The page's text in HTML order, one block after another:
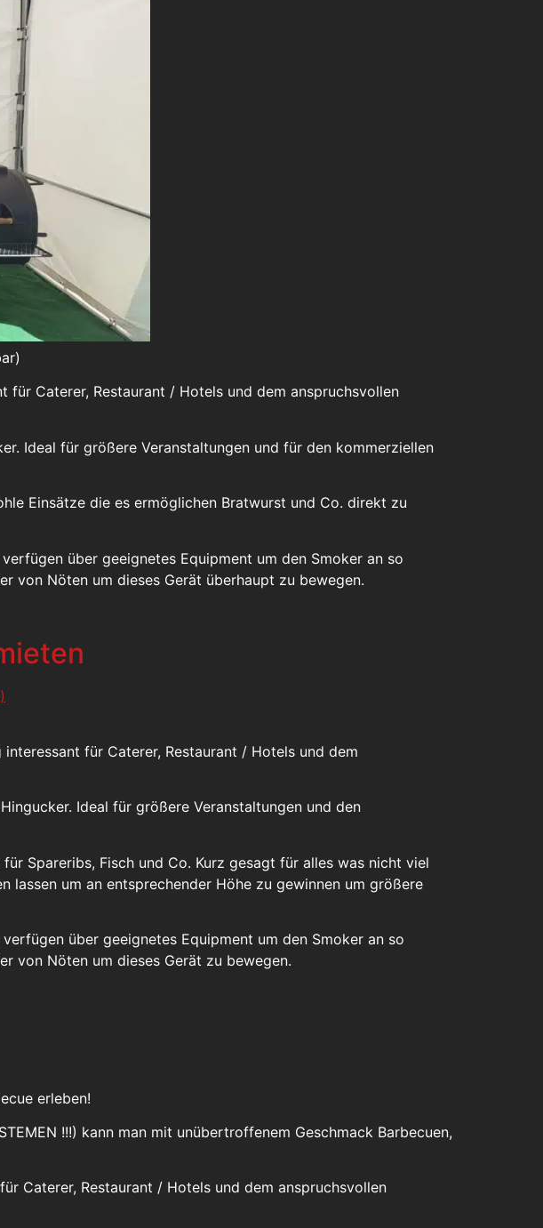
für Caterer, Restaurant / Hotels und dem anspruchsvollen
Ideal für größere Veranstaltungen und für den kommerziellen
Einsätze die es ermöglichen Bratwurst und Co. direkt zu
über geeignetes Equipment um den Smoker an so
von Nöten um dieses Gerät überhaupt zu bewegen.
für Caterer, Restaurant / Hotels und dem
Ideal für größere Veranstaltungen und den
Spareribs, Fisch und Co. Kurz gesagt für alles was nicht viel
um an entsprechender Höhe zu gewinnen um größere
über geeignetes Equipment um den Smoker an so
von Nöten um dieses Gerät zu bewegen.
erleben!
!!!) kann man mit unübertroffenem Geschmack Barbecuen,
Caterer, Restaurant / Hotels und dem anspruchsvollen